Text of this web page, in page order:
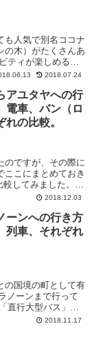
も人気で別名ココナ
の木）がたくさんあ
ティが楽しめるほ
め滝で遊ん...2018.07.24
アユタヤへの行
電車、バン（ロ
れの比較。
のですが、その際に
ここにまとめておき
してみました。
2018.12.03
ーンへの行き方
列車、それぞれ
の国境の町として有
ノーンまで行って
直行大型バス」で
動の方... 2018.11.17